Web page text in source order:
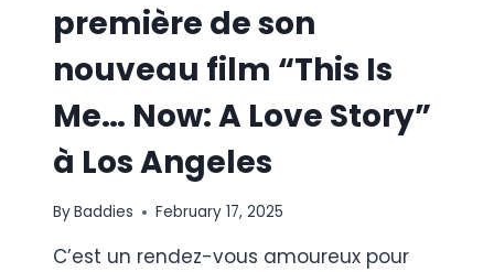
première de son
nouveau film “This Is
Me… Now: A Love Story”
à Los Angeles
ByBaddies February 17, 2025
C’est un rendez-vous amoureux pour